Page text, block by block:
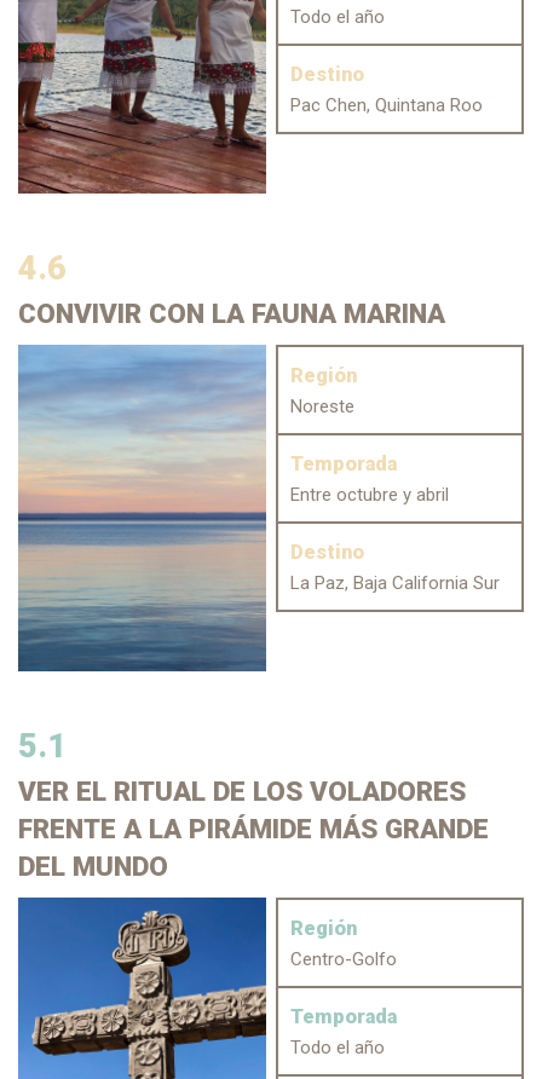
Todo el año
Destino
Pac Chen, Quintana Roo
4.6
CONVIVIR CON LA FAUNA MARINA
Región
Noreste
Temporada
Entre octubre y abril
Destino
La Paz, Baja California Sur
5.1
VER EL RITUAL DE LOS VOLADORES
FRENTE A LA PIRÁMIDE MÁS GRANDE
DEL MUNDO
Región
Centro-Golfo
Temporada
Todo el año